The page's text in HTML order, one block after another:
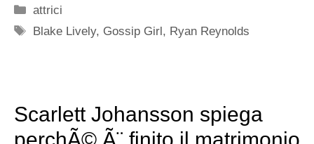
Categorie
attrici
Tag
Blake Lively, Gossip Girl, Ryan Reynolds
Scarlett Johansson spiega
perchÃ© Ã¨ finito il matrimonio